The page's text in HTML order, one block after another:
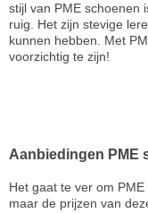
stijl van PME schoenen
ruig. Het zijn stevige
kunnen hebben. Met
voorzichtig te zijn!
Aanbiedingen PME
Het gaat te ver om
maar de prijzen van